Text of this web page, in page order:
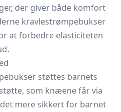
der giver både komfort
kravlestrømpebukser
at forbedre elasticiteten
støttes barnets
som knæene får via
mere sikkert for barnet